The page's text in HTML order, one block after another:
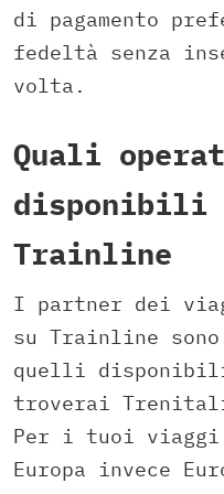
di pagamento
fedeltà senza
volta.
Quali
disponibili
Trainline
I partner dei
su Trainline
quelli
troverai
Per i tuoi
Europa invece